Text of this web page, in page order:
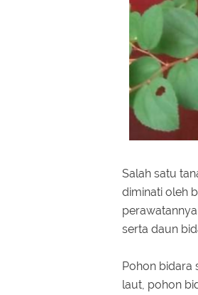
Salah satu
diminati oleh
serta daun
Pohon bidara
laut, pohon